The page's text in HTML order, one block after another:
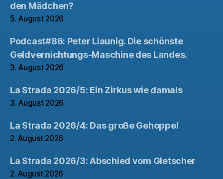
den Mädchen?
5. August 2026
Podcast#86: Peter Liaunig. Die schönste
Geldvernichtungs-Maschine des Landes.
3. August 2026
La Strada 2026/5: Ein Zirkus wie damals
3. August 2026
La Strada 2026/4: Das große Gehoppel
2. August 2026
La Strada 2026/3: Abschied vom Gletscher
2. August 2026